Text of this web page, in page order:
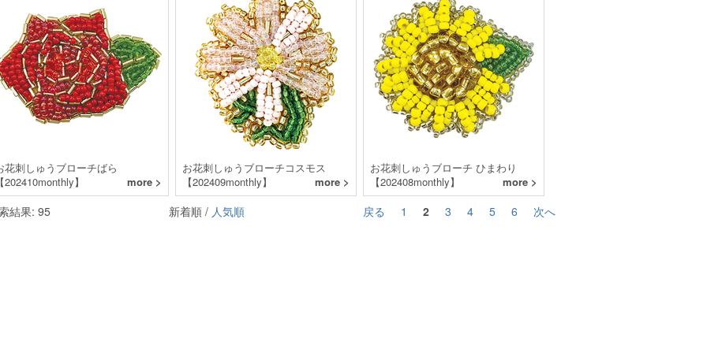
花刺しゅうブローチばら
202410monthly】
more >
お花刺しゅうブローチコスモス
【202409monthly】
more >
お花刺しゅうブローチ ひまわり
【202408monthly】
more >
結果: 95 戻る 1 2 3 4 5 6 次へ
新着順 / 人気順